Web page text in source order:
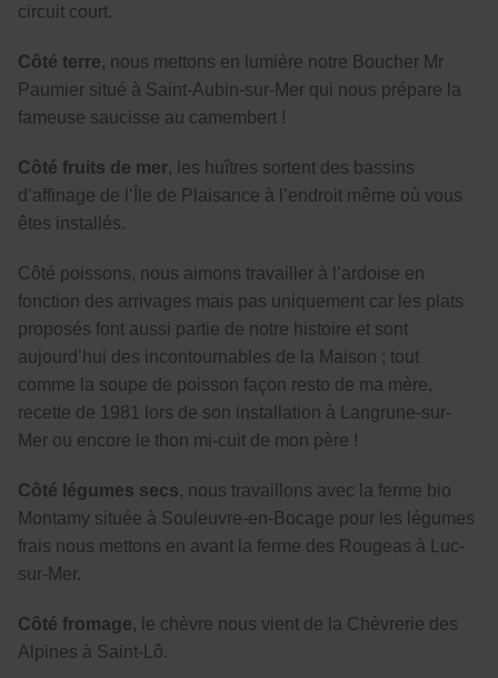
circuit court.
Côté terre, nous mettons en lumière notre Boucher Mr
Paumier situé à Saint-Aubin-sur-Mer qui nous prépare la
fameuse saucisse au camembert !
Côté fruits de mer, les huîtres sortent des bassins
d’affinage de l’Île de Plaisance à l’endroit même où vous
êtes installés.
Côté poissons, nous aimons travailler à l’ardoise en
fonction des arrivages mais pas uniquement car les plats
proposés font aussi partie de notre histoire et sont
aujourd’hui des incontournables de la Maison ; tout
comme la soupe de poisson façon resto de ma mère,
recette de 1981 lors de son installation à Langrune-sur-
Mer ou encore le thon mi-cuit de mon père !
Côté légumes secs, nous travaillons avec la ferme bio
Montamy située à Souleuvre-en-Bocage pour les légumes
frais nous mettons en avant la ferme des Rougeas à Luc-
sur-Mer.
Côté fromage, le chèvre nous vient de la Chèvrerie des
Alpines à Saint-Lô.